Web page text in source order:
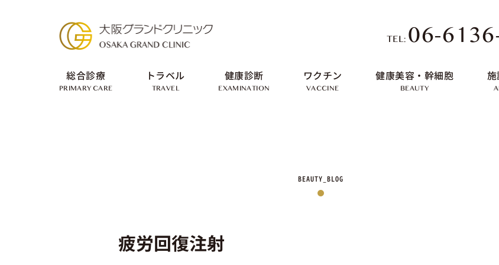
TEL: 06-
総合診療
PRIMARY CARE
トラベル
TRAVEL
健康診断
EXAMINATION
ワクチン
VACCINE
健康美容・幹細胞
BEAUTY
疲労回復注射
BEAUTY_BLOG